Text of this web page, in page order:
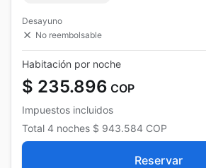
Desayuno
No reembolsable
Habitación por noche
$ 235.896 COP
Impuestos incluidos
Total 4 noches $ 943.584 COP
Reservar